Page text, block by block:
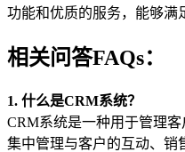
功能和优质的服务，能够满
相关问答FAQs：
1. 什么是CRM系统？
CRM系统是一种用于管理
集中管理与客户的互动、销